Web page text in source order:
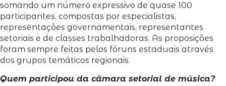
somando um número expressivo de quase 100
participantes, compostas por especialistas,
representações governamentais, representantes
setoriais e de classes trabalhadoras. As proposições
foram sempre feitas pelos fóruns estaduais através
dos grupos temáticos regionais.
Quem participou da câmara setorial de música?